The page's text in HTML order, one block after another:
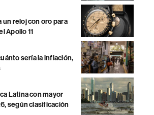
un reloj con oro para
Apollo 11
sería la inflación,
Latina con mayor
según clasificación